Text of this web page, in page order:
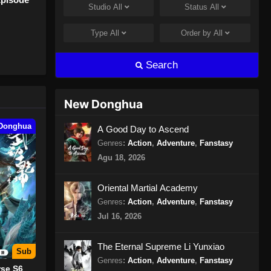
ke
Sub
S6
Indonesia - Juli 30, 2024
Episode 257 Subtitle Indonesia
Eps 257 - Lord of the Ancient God
Grave Episode 257 Subtitle
Indonesia - Agustus 8, 2024
Episode 258 Subtitle Indonesia
Eps 258 - Lord of the Ancient God
Lord of the Ancient God Grave
Studio All Status All
TypeAll Order by All
Search
New Donghua
A Good Day to Ascend
Genres: Action, Adventure, Fanstasy
Agu 18, 2026
Oriental Martial Academy
Genres: Action, Adventure, Fanstasy
Jul 16, 2026
The Eternal Supreme Li Yunxiao
Genres: Action, Adventure, Fanstasy